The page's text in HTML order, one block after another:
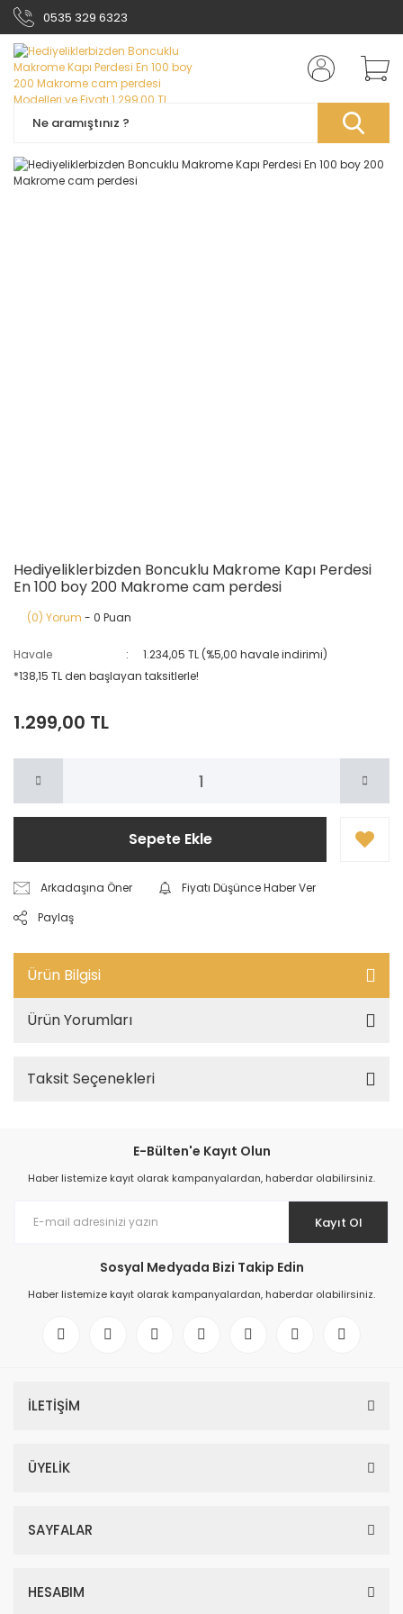
0535 329 6323
Hediyeliklerbizden Boncuklu Makrome Kapı Perdesi
En 100 boy 200 Makrome cam perdesi
(0) Yorum - 0 Puan
Havale
1.234,05 TL (%5,00 havale indirimi)
*138,15 TL den başlayan taksitlerle!
1.299,00 TL
Sepete Ekle
Arkadaşına Öner
Fiyatı Düşünce Haber Ver
Paylaş
Ürün Bilgisi
Ürün Yorumları
Taksit Seçenekleri
E-Bülten'e Kayıt Olun
Haber listemize kayıt olarak kampanyalardan, haberdar olabilirsiniz.
Kayıt Ol
Sosyal Medyada Bizi Takip Edin
Haber listemize kayıt olarak kampanyalardan, haberdar olabilirsiniz.
İLETİŞİM
ÜYELİK
SAYFALAR
HESABIM